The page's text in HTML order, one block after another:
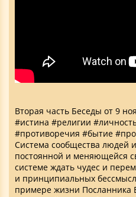
Вторая часть Беседы от 9
#истина #религии
#противоречия #бытие
Cистема сообщества людей
постоянной и меняющейся
системе ждать чудес и
и принципиальных
примере жизни Посланника